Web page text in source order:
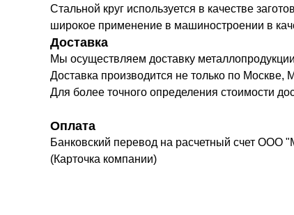
Стальной круг используется в качестве
широкое применение в машиностроении в
Доставка
Мы осуществляем доставку
Доставка производится не только по Москве,
Для более точного определения стоимости
Оплата
Банковский перевод на расчетный счет
(Карточка компании)